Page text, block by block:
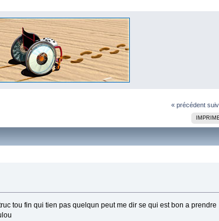
« précédent
tou fin qui tien pas quelqun peut me dir se qui est bon a prendre